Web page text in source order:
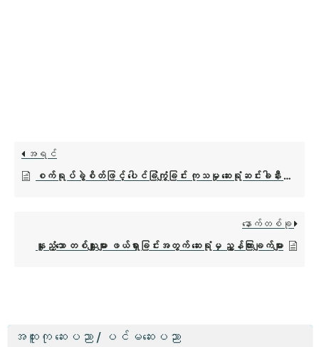
အထူးကု ဆေးပညာ / ပင်မဆေးပညာ
အရင်
စက်ရုပ်ခွဲစိတ်ဖြင့် ပေါင်ခြံကျွံခြင်း ကုသမှု ဆေးရုံဆင်းခါနီး ညွှန်ကြားချက်များ
နောက်တစ်ခု
နူးညံ့သော တစ်သျှူးများ ဖယ်ရှားခြင်းအတွက် ဆေးရုံမှ ညွှန်ကြားချက်များ